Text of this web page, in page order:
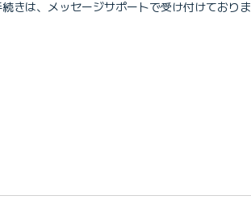
きは、メッセージサポートで受け付けておりま